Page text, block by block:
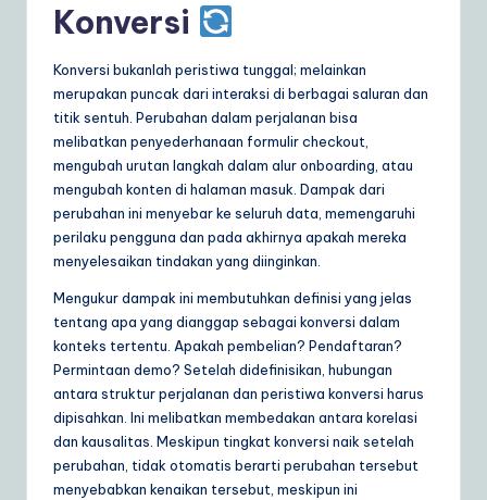
o
lu
ti
o
Konversi
Konversi bukanlah peristiwa tunggal; melainkan
merupakan puncak dari interaksi di berbagai saluran dan
titik sentuh. Perubahan dalam perjalanan bisa
melibatkan penyederhanaan formulir checkout,
mengubah urutan langkah dalam alur onboarding, atau
mengubah konten di halaman masuk. Dampak dari
perubahan ini menyebar ke seluruh data, memengaruhi
perilaku pengguna dan pada akhirnya apakah mereka
menyelesaikan tindakan yang diinginkan.
Mengukur dampak ini membutuhkan definisi yang jelas
tentang apa yang dianggap sebagai konversi dalam
konteks tertentu. Apakah pembelian? Pendaftaran?
Permintaan demo? Setelah didefinisikan, hubungan
antara struktur perjalanan dan peristiwa konversi harus
dipisahkan. Ini melibatkan membedakan antara korelasi
dan kausalitas. Meskipun tingkat konversi naik setelah
perubahan, tidak otomatis berarti perubahan tersebut
menyebabkan kenaikan tersebut, meskipun ini